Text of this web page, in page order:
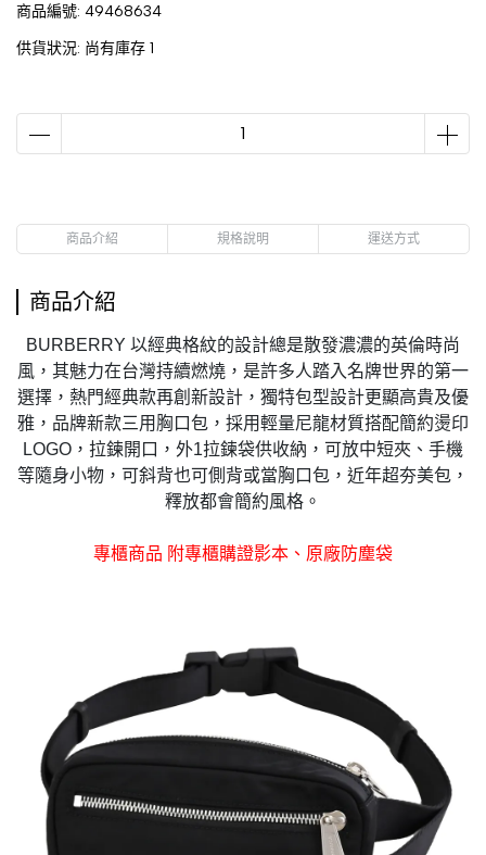
商品編號: 49468634
供貨狀況: 尚有庫存 1
商品介紹 規格說明 運送方式
商品介紹
BURBERRY 以經典格紋的設計總是散發濃濃的英倫時尚
風，其魅力在台灣持續燃燒，是許多人踏入名牌世界的第一
選擇，熱門經典款再創新設計，獨特包型設計更顯高貴及優
雅，品牌新款三用胸口包，採用輕量尼龍材質搭配簡約燙印
LOGO，拉鍊開口，外1拉鍊袋供收納，可放中短夾、手機
等隨身小物，可斜背也可側背或當胸口包，近年超夯美包，
釋放都會簡約風格 。
專櫃商品 附專櫃購證影本、原廠防塵袋